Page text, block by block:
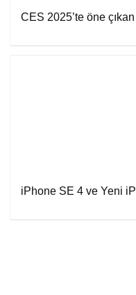
CES 2025’te öne
iPhone SE 4 ve Yeni